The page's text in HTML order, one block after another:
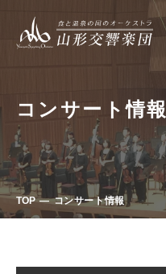
コンサート情報
TOP コンサート情報